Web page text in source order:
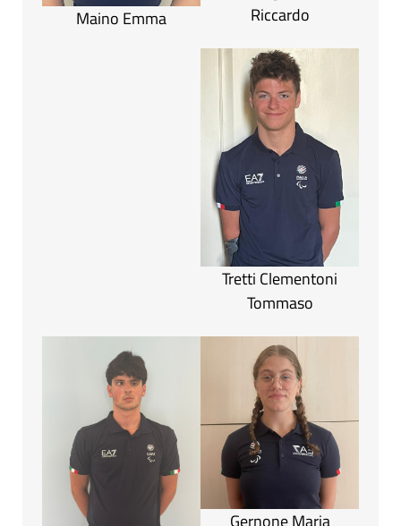
Maino Emma
Riccardo
Tretti Clementoni
Tommaso
Gernone Maria